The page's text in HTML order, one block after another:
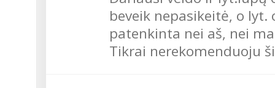
beveik nepasikeitė, o
patenkinta nei aš, nei
Tikrai nerekomenduoju